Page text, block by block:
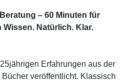
– 60 Minuten für
Wissen. Natürlich. Klar.
Erfahrungen aus der
veröffentlicht. Klassisch